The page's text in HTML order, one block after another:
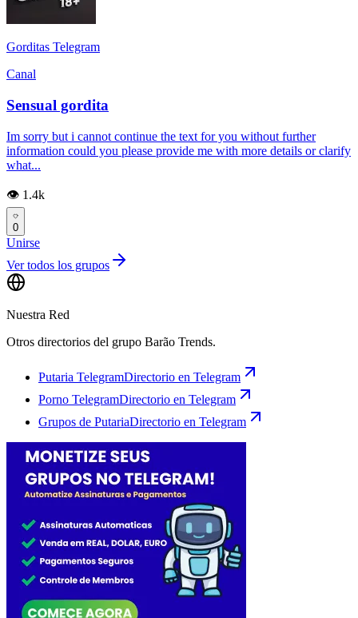
Gorditas Telegram
Canal
Sensual gordita
Im sorry but i cannot continue the text for you without further
information could you please provide me with more details or clarify
what...
👁️ 1.4k
0
Unirse
Ver todos los grupos
Nuestra Red
Otros directorios del grupo Barão Trends.
Putaria TelegramDirectorio en Telegram
Porno TelegramDirectorio en Telegram
Grupos de PutariaDirectorio en Telegram